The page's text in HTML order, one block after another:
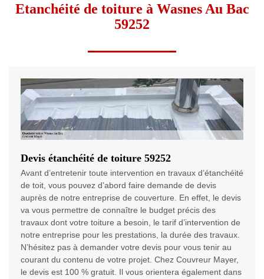
Etanchéité de toiture à Wasnes Au Bac
59252
Devis étanchéité de toiture 59252
Avant d’entretenir toute intervention en travaux d’étanchéité
de toit, vous pouvez d’abord faire demande de devis
auprès de notre entreprise de couverture. En effet, le devis
va vous permettre de connaître le budget précis des
travaux dont votre toiture a besoin, le tarif d’intervention de
notre entreprise pour les prestations, la durée des travaux.
N’hésitez pas à demander votre devis pour vous tenir au
courant du contenu de votre projet. Chez Couvreur Mayer,
le devis est 100 % gratuit. Il vous orientera également dans